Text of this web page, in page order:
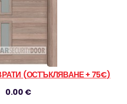
(ОСТЪКЛЯВАНЕ + 75€)
0.00 €